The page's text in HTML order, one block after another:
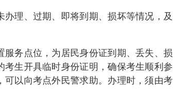
理、过期、即将到期、损坏等情况，及
务点位，为居民身份证到期、丢失、损
生开具临时身份证明，确保考生顺利参
以向考点外民警求助。办理时，须由考